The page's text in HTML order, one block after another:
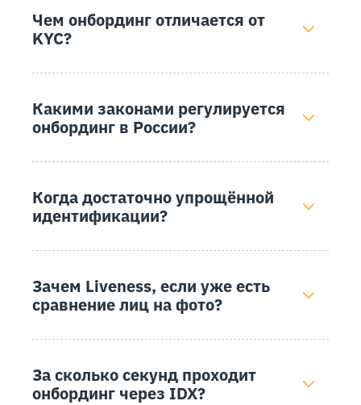
Чем онбординг отличается от
KYC?
Какими законами регулируется
онбординг в России?
Когда достаточно упрощённой
идентификации?
Зачем Liveness, если уже есть
сравнение лиц на фото?
За сколько секунд проходит
онбординг через IDX?